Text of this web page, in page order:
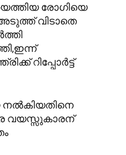
രോഗിയെ
വിടാതെ
റിപ്പോർട്ട്‌
വയസ്സുകാരന്